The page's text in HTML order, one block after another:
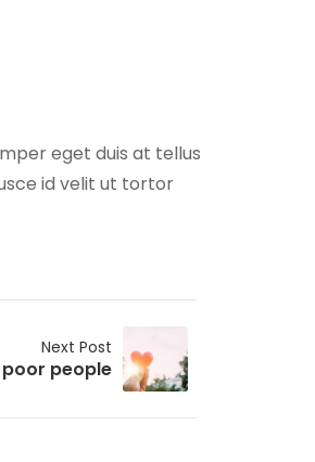
eget duis at tellus
id velit ut tortor
Next Post
poor people